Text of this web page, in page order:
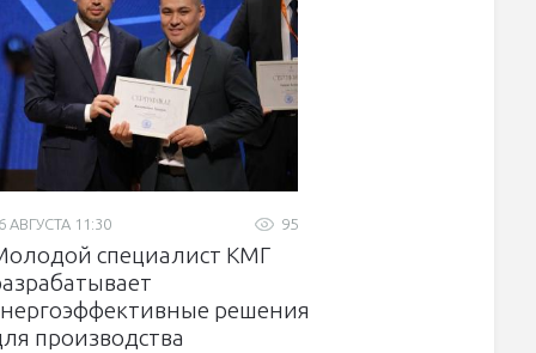
95
АВГУСТА 11:30
специалист КМГ
решения
производства